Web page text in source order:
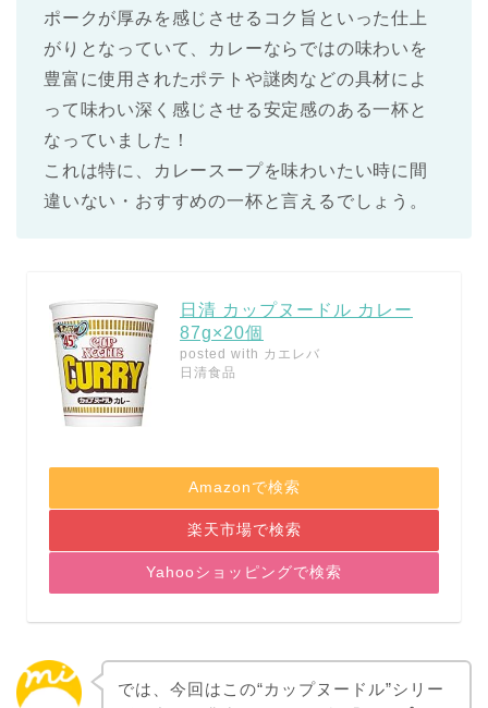
ポークが厚みを感じさせるコク旨といった仕上
がりとなっていて、カレーならではの味わいを
豊富に使用されたポテトや謎肉などの具材によ
って味わい深く感じさせる安定感のある一杯と
なっていました！
これは特に、カレースープを味わいたい時に間
違いない・おすすめの一杯と言えるでしょう。
日清 カップヌードル カレー
87g×20個
posted with カエレバ
日清食品
Amazonで検索
楽天市場で検索
Yahooショッピングで検索
では、今回はこの“カップヌードル”シリー